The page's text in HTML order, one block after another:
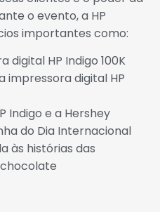
o evento, a HP
importantes como:
digital HP Indigo 100K
impressora digital HP
Indigo e a Hershey
do Dia Internacional
às histórias das